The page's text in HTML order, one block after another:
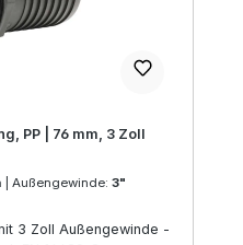
PP | 76 mm, 3 Zoll
Außengewinde: 3"
3 Zoll Außengewinde -